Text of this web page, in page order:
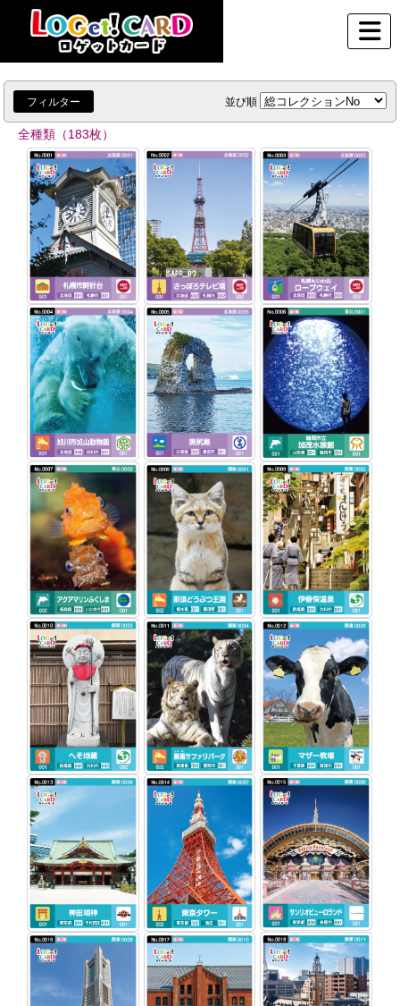
フィルター 並び順
全種類（183枚）